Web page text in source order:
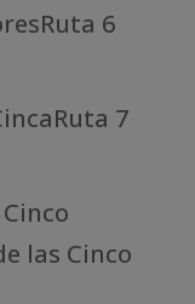
6
7
las Cinco